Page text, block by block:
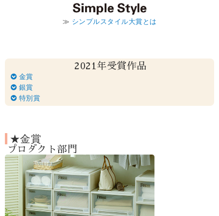
≫ シンプルスタイル大賞とは
2021年受賞作品
金賞
銀賞
特別賞
★金賞
プロダクト部門